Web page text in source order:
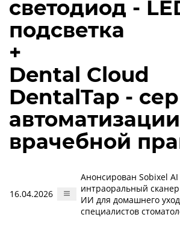
светодиод -
подсветка
+
Dental Cloud
DentalTap -
автоматизации
врачебной
16.04.2026
Анонсирован Sobixel AI
интраоральный
ИИ для домашнего
специалистов